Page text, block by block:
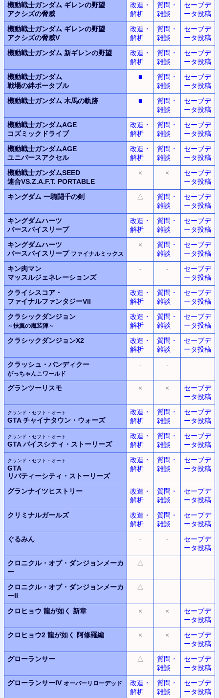
機動戦士ガンダム ギレンの野望
アクシズの脅威
改造・
解析
質問・
雑談
セーブデ
ータ投稿
機動戦士ガンダム ギレンの野望
アクシズの脅威V
改造・
解析
質問・
雑談
セーブデ
ータ投稿
機動戦士ガンダム 新ギレンの野望
改造・
解析
質問・
雑談
セーブデ
ータ投稿
機動戦士ガンダム
戦場の絆ポータブル
■
質問・
雑談
セーブデ
ータ投稿
機動戦士ガンダム 木馬の軌跡 ■
質問・
雑談
セーブデ
ータ投稿
機動戦士ガンダムAGE
コズミックドライブ
改造・
解析
質問・
雑談
セーブデ
ータ投稿
機動戦士ガンダムAGE
ユニバースアクセル
改造・
解析
質問・
雑談
セーブデ
ータ投稿
機動戦士ガンダムSEED
連合VS.Z.A.F.T. PORTABLE
× ×
セーブデ
ータ投稿
キングダム 一騎闘千の剣 △
質問・
雑談
セーブデ
ータ投稿
キングダムハーツ
バースバイスリープ
改造・
解析
質問・
雑談
セーブデ
ータ投稿
キングダムハーツ
バースバイスリープ ファイナルミックス
×
質問・
雑談
セーブデ
ータ投稿
キン肉マン
マッスルジェネレーションズ
- -
セーブデ
ータ投稿
クライシスコア・
ファイナルファンタジーVII
改造・
解析
質問・
雑談
セーブデ
ータ投稿
クラシックダンジョン
～扶翼の魔装陣～
改造・
解析
質問・
雑談
セーブデ
ータ投稿
クラシックダンジョンX2
改造・
解析
質問・
雑談
セーブデ
ータ投稿
クラッシュ・バンディクー
がっちゃんこワールド
- -
グランツーリスモ × ×
セーブデ
ータ投稿
グランド・セフト・オート
GTA チャイナタウン・ウォーズ
改造・
解析
質問・
雑談
セーブデ
ータ投稿
グランド・セフト・オート
GTA バイスシティ・ストーリーズ
改造・
解析
質問・
雑談
セーブデ
ータ投稿
グランド・セフト・オート
GTA
リバティーシティ・ストーリーズ
改造・
解析
質問・
雑談
セーブデ
ータ投稿
グランナイツヒストリー
改造・
解析
質問・
雑談
セーブデ
ータ投稿
クリミナルガールズ
改造・
解析
質問・
雑談
セーブデ
ータ投稿
ぐるみん
- -
セーブデ
ータ投稿
クロニクル・オブ・ダンジョンメーカ
ー
△
クロニクル・オブ・ダンジョンメーカ
ーII
△
クロヒョウ 龍が如く 新章 × ×
セーブデ
ータ投稿
クロヒョウ2 龍が如く 阿修羅編 × ×
セーブデ
ータ投稿
グローランサー
△
質問・
雑談
セーブデ
ータ投稿
グローランサーIV オーバーリローデッド
改造・
解析
質問・
雑談
セーブデ
ータ投稿